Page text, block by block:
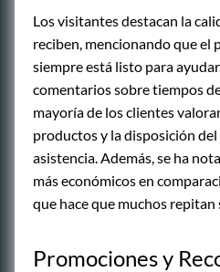
Los visitantes destacan la
reciben, mencionando que el
siempre está listo para
comentarios sobre tiempos
mayoría de los clientes
productos y la disposición
asistencia. Además, se ha
más económicos en
que hace que muchos repitan
Promociones y